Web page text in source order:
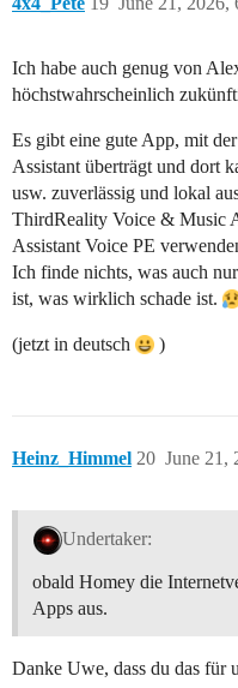
Ich habe auch genug von
höchstwahrscheinlich
Es gibt eine gute App, mit
Assistant überträgt und dort
usw. zuverlässig und lokal
ThirdReality Voice & Music
Assistant Voice PE
Ich finde nichts, was auch
ist, was wirklich schade ist.
(jetzt in deutsch )
Heinz_Himmel June 21,
20
Undertaker:
obald Homey die
Apps aus.
Danke Uwe, dass du das für